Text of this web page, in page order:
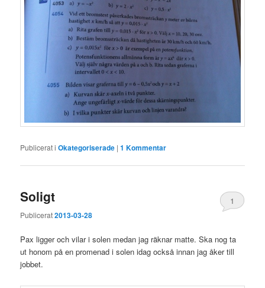
Publicerat i Okategoriserade |1 Kommentar
Soligt
Publicerat2013-03-28
1
Pax ligger och vilar i solen medan jag räknar matte. Ska nog ta
ut honom på en promenad i solen idag också innan jag åker till
jobbet.